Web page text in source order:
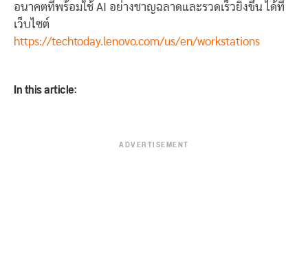
อนาคตที่พร้อมใช้ AI อย่างชาญฉลาดและรวดเร็วยิ่งขึ้น ได้ที
เว็บไซต์
https://techtoday.lenovo.com/us/en/workstations
In this article:
ADVERTISEMENT